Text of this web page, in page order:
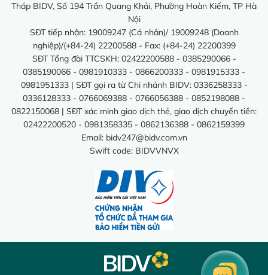
Tháp BIDV, Số 194 Trần Quang Khải, Phường Hoàn Kiếm, TP Hà
Nội
SĐT tiếp nhận: 19009247 (Cá nhân)/ 19009248 (Doanh
nghiệp)/(+84-24) 22200588 - Fax: (+84-24) 22200399
SĐT Tổng đài TTCSKH: 02422200588 - 0385290066 -
0385190066 - 0981910333 - 0866200333 - 0981915333 -
0981951333 | SĐT gọi ra từ Chi nhánh BIDV: 0336258333 -
0336128333 - 0766069388 - 0766056388 - 0852198088 -
0822150068 | SĐT xác minh giao dịch thẻ, giao dịch chuyển tiền:
02422200520 - 0981358335 - 0862136388 - 0862159399
Email: bidv247@bidv.com.vn
Swift code: BIDVVNVX